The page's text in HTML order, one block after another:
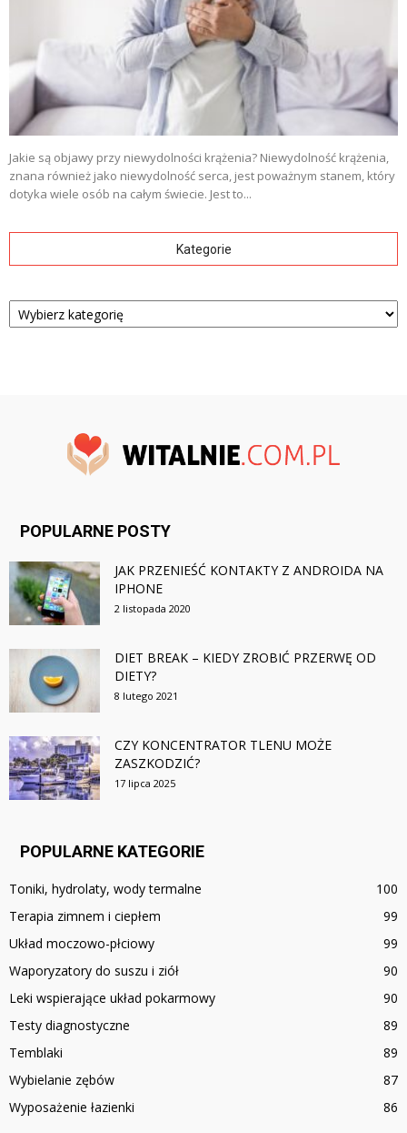
Jakie są objawy przy niewydolności krążenia? Niewydolność krążenia,
znana również jako niewydolność serca, jest poważnym stanem, który
dotyka wiele osób na całym świecie. Jest to...
Kategorie
Kategorie
POPULARNE POSTY
JAK PRZENIEŚĆ KONTAKTY Z ANDROIDA NA
IPHONE
2 listopada 2020
DIET BREAK – KIEDY ZROBIĆ PRZERWĘ OD
DIETY?
8 lutego 2021
CZY KONCENTRATOR TLENU MOŻE
ZASZKODZIĆ?
17 lipca 2025
POPULARNE KATEGORIE
Toniki, hydrolaty, wody termalne
100
Terapia zimnem i ciepłem
99
Układ moczowo-płciowy
99
Waporyzatory do suszu i ziół
90
Leki wspierające układ pokarmowy
90
Testy diagnostyczne
89
Temblaki
89
Wybielanie zębów
87
Wyposażenie łazienki
86